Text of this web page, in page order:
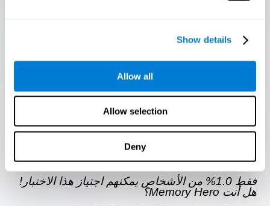
Show details
Allow all
Allow selection
Deny
يبدأ
Memory Hero
فقط 1.0% من الأشخاص يمكنهم اجتياز هذا الاختبار!
هل أنت Memory Hero؟